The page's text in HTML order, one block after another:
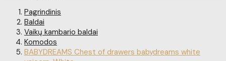
Pagrindinis
Baldai
Vaikų kambario baldai
Komodos
BABYDREAMS Chest of drawers babydreams white